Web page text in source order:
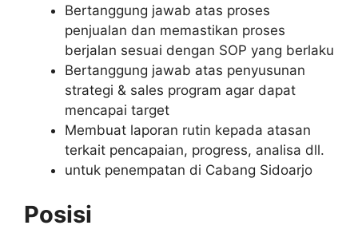
Bertanggung jawab atas proses
penjualan dan memastikan proses
berjalan sesuai dengan SOP yang berlaku
Bertanggung jawab atas penyusunan
strategi & sales program agar dapat
mencapai target
Membuat laporan rutin kepada atasan
terkait pencapaian, progress, analisa dll.
untuk penempatan di Cabang Sidoarjo
Posisi